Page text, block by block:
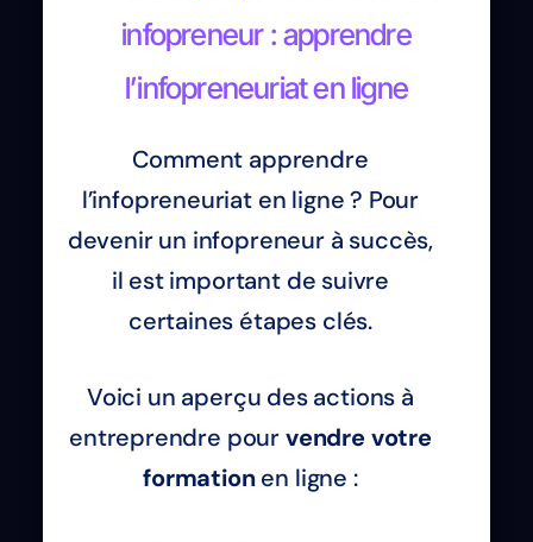
infopreneur : apprendre
l’infopreneuriat en ligne
Comment apprendre
l’infopreneuriat en ligne ? Pour
devenir un infopreneur à succès,
il est important de suivre
certaines étapes clés.
Voici un aperçu des actions à
entreprendre pourvendre votre
formationen ligne :